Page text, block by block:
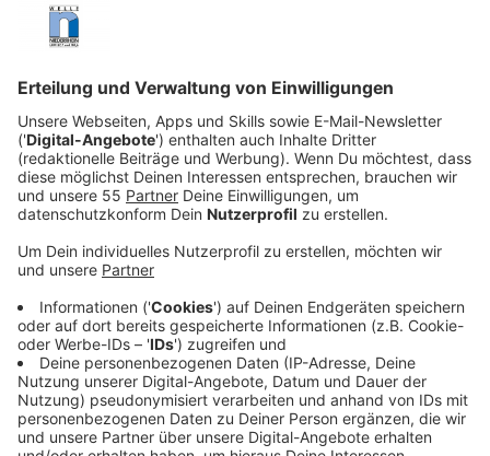
InKempenhaben Betrüger am Freitagmittag versucht,
eine Seniorin um viel Geld zu bringen. Gegen kurz vor
14 Uhr erhielt die Frau aus derEllenstraße einen
sogenanntenSchockanruf. Eine panische
Schlimmes passiert.
Kurz darauf übernahm eine weitere Anruferin das
Gespräch und erklärte, dieTochter der Seniorin habe
einen schweren Verkehrsunfall verursachtund sei
festgenommen worden.
Anzeige